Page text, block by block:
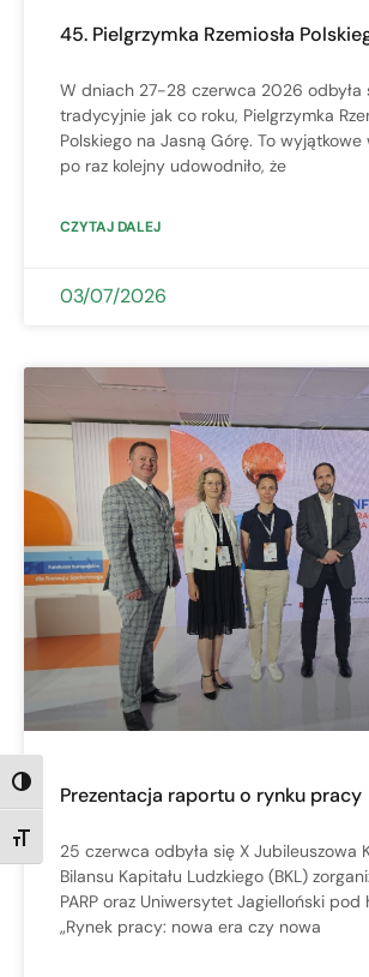
TOGGLE HIGH CONTRAST
TOGGLE FONT SIZE
45. Pielgrzymka Rzemiosła
W dniach 27-28 czerwca 2026 odbyła
tradycyjnie jak co roku, Pielgrzymka
Polskiego na Jasną Górę. To wyjątkowe
po raz kolejny udowodniło, że
CZYTAJ DALEJ
03/07/2026
Prezentacja raportu o rynku pracy
25 czerwca odbyła się X Jubileuszowa
Bilansu Kapitału Ludzkiego (BKL)
PARP oraz Uniwersytet Jagielloński pod
„Rynek pracy: nowa era czy nowa